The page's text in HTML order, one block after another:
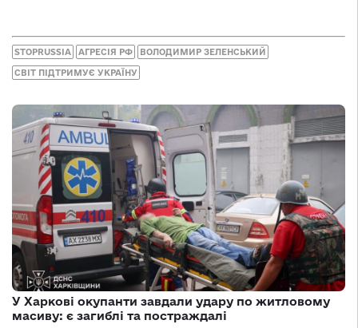
STOPRUSSIA АГРЕСІЯ РФ ВОЛОДИМИР ЗЕЛЕНСЬКИЙ
СВІТ ПІДТРИМУЄ УКРАЇНУ
У Харкові окупанти завдали удару по житловому
масиву: є загиблі та постраждалі